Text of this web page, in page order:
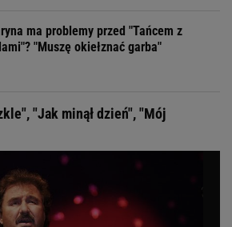
ma problemy przed "Tańcem z
"Muszę okiełznać garba"
"Jak minął dzień", "Mój